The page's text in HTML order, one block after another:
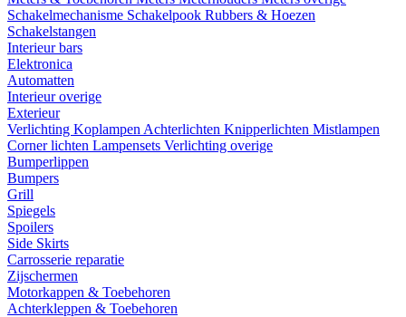
Schakelmechanisme Schakelpook Rubbers & Hoezen
Schakelstangen
Interieur bars
Elektronica
Automatten
Interieur overige
Exterieur
Verlichting Koplampen Achterlichten Knipperlichten Mistlampen
Corner lichten Lampensets Verlichting overige
Bumperlippen
Bumpers
Grill
Spiegels
Spoilers
Side Skirts
Carrosserie reparatie
Zijschermen
Motorkappen & Toebehoren
Achterkleppen & Toebehoren